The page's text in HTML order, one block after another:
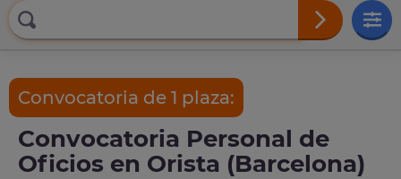
Convocatoria de 1 plaza:
Convocatoria Personal de
Oficios en Orista (Barcelona)